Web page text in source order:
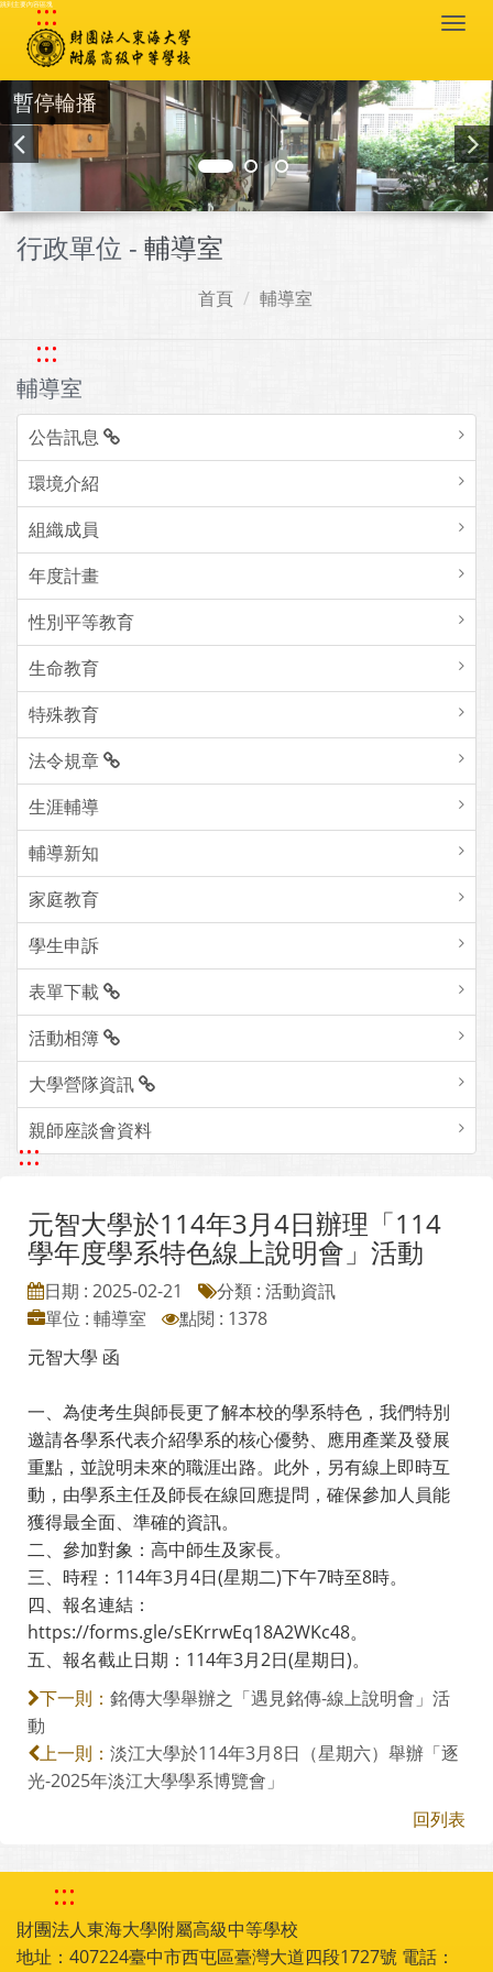
跳到主要內容區塊
:::
暫停輪播
行政單位 - 輔導室
首頁 輔導室
:::
輔導室
公告訊息
環境介紹
組織成員
年度計畫
性別平等教育
生命教育
特殊教育
法令規章
生涯輔導
輔導新知
家庭教育
學生申訴
表單下載
活動相簿
大學營隊資訊
親師座談會資料
:::
元智大學於114年3月4日辦理「114
學年度學系特色線上說明會」活動
日期 : 2025-02-21
分類 : 活動資訊
單位 : 輔導室
點閱 : 1378
元智大學 函
一、為使考生與師長更了解本校的學系特色，我們特別
邀請各學系代表介紹學系的核心優勢、應用產業及發展
重點，並說明未來的職涯出路。此外，另有線上即時互
動，由學系主任及師長在線回應提問，確保參加人員能
獲得最全面、準確的資訊。
二、參加對象：高中師生及家長。
三、時程：114年3月4日(星期二)下午7時至8時。
四、報名連結：
https://forms.gle/sEKrrwEq18A2WKc48。
五、報名截止日期：114年3月2日(星期日)。
下一則： 銘傳大學舉辦之「遇見銘傳-線上說明會」活
動
上一則： 淡江大學於114年3月8日（星期六）舉辦「逐
光-2025年淡江大學學系博覽會」
回列表
:::
財團法人東海大學附屬高級中等學校
地址：407224臺中市西屯區臺灣大道四段1727號 電話：